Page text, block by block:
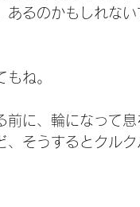
るのかもしれない
ね。
前に、輪になって
そうするとクルク